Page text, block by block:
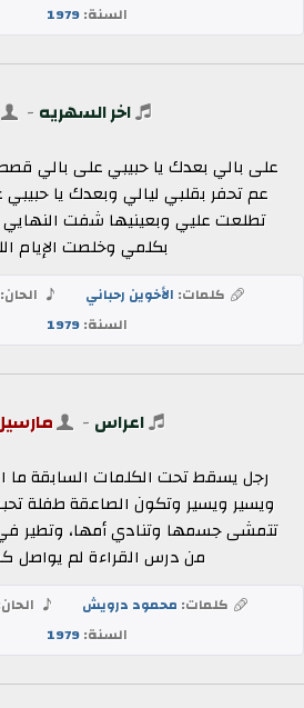
السنة:1979
اخر السهريه -
على بالي بعدك يا حبيبي على بالي
عم تحفر بقلبي ليالي وبعدك يا
تطلعت عليي وبعينيها شفت
بكلمي وخلصت الإيام
كلمات: الأخوين رحباني الحان:
السنة:1979
اعراس -
رجل يسقط تحت الكلمات السابقة ما
ويسير ويسير وتكون الصاعقة طفلة
تتمشى جسمها وتنادي أمها، وتطير
من درس القراءة لم يواصل
كلمات: محمود درويش
السنة:1979